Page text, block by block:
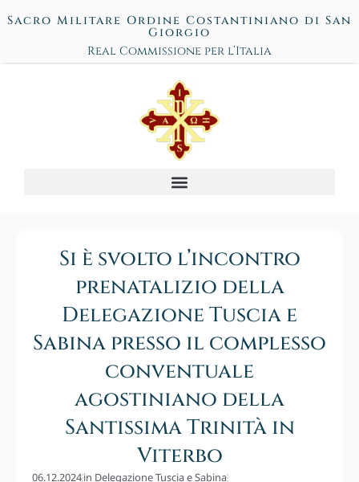
Sacro Militare Ordine Costantiniano di San
Giorgio
Real Commissione per l’Italia
Si è svolto l’incontro
prenatalizio della
Delegazione Tuscia e
Sabina presso il complesso
conventuale
agostiniano della
Santissima Trinità in
Viterbo
06.12.2024in Delegazione Tuscia e Sabina